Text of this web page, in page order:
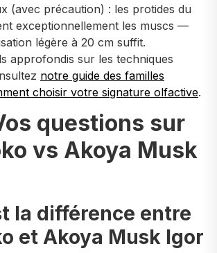
(avec précaution) : les protides du
exceptionnellement les muscs —
légère à 20 cm suffit.
approfondis sur les techniques
notre guide des familles
choisir votre signature olfactive.
questions sur
vs Akoya Musk
la différence entre
et Akoya Musk Igor